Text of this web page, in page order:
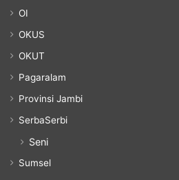
OI
OKUS
OKUT
Pagaralam
Provinsi Jambi
SerbaSerbi
Seni
Sumsel